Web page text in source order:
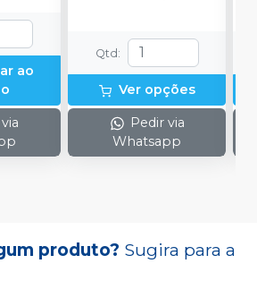
ao
Qtd :
Ver opções
Pedir via
Whatsapp
produto? Sugira para a